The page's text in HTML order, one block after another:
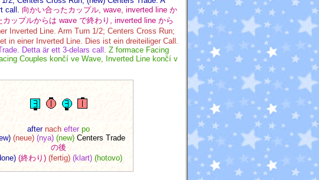
call.
向かい合ったカップル, wave, inverted line か
ップルからは wave で終わり, inverted line から
Inverted Line. Arm Turn 1/2; Centers Cross Run;
in einer Inverted Line. Dies ist ein dreiteiliger Call.
Detta är ett 3-delars call. Z formace Facing
Couples končí ve Wave, Inverted Line končí v
after nach efter po
(neue) (nya) (new)Centers Trade
の後
(終わり) (fertig) (klart) (hotovo)